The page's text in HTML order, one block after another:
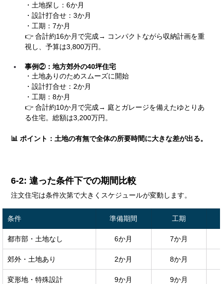
・土地探し：6か月
・設計打合せ：3か月
・工期：7か月
👉 合計約16か月で完成→ コンパクトながら収納計画を重
視し、予算は3,800万円。
事例②：地方郊外の40坪住宅
・土地ありのためスムーズに開始
・設計打合せ：2か月
・工期：8か月
👉 合計約10か月で完成→ 庭とガレージを備えたゆとりあ
る住宅。総額は3,200万円。
📊 ポイント：土地の有無で全体の所要時間に大きな差が出る。
6-2: 違った条件下での期間比較
注文住宅は条件次第で大きくスケジュールが変動します。
条件 準備期間 工期
都市部・土地なし 6か月 7か月
郊外・土地あり 2か月 8か月
変形地・特殊設計 9か月 9か月